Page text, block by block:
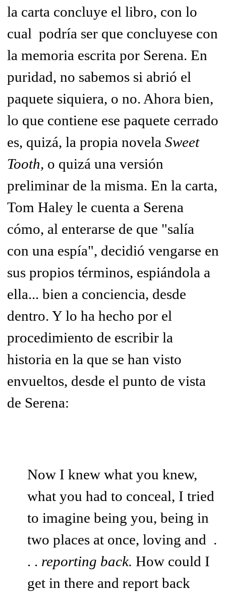
la carta concluye el libro, con lo
cual podría ser que concluyese con
la memoria escrita por Serena. En
puridad, no sabemos si abrió el
paquete siquiera, o no. Ahora bien,
lo que contiene ese paquete cerrado
es, quizá, la propia novela Sweet
Tooth, o quizá una versión
preliminar de la misma. En la carta,
Tom Haley le cuenta a Serena
cómo, al enterarse de que "salía
con una espía", decidió vengarse en
sus propios términos, espiándola a
ella... bien a conciencia, desde
dentro. Y lo ha hecho por el
procedimiento de escribir la
historia en la que se han visto
envueltos, desde el punto de vista
de Serena:
Now I knew what you knew,
what you had to conceal, I tried
to imagine being you, being in
two places at once, loving and .
. . reporting back. How could I
get in there and report back